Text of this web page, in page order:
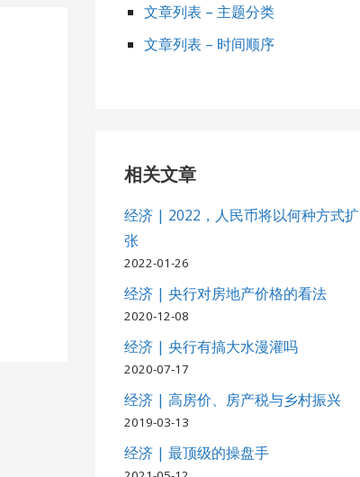
文章列表 – 主题分类
文章列表 – 时间顺序
相关文章
经济 | 2022，人民币将以何种方式扩
张
2022-01-26
经济 | 央行对房地产价格的看法
2020-12-08
经济 | 央行有搞大水漫灌吗
2020-07-17
经济 | 高房价、房产税与乡村振兴
2019-03-13
经济 | 最顶级的操盘手